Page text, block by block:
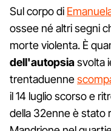
Sul corpo di
ossee né altri segni
morte violenta. È
dell'autopsiasvolta
trentaduenne
il 14 luglio scorso e
della 32enne è stato